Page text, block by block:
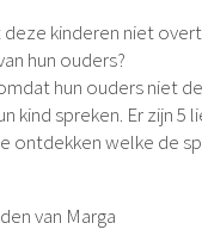
kinderen niet
hun ouders?
hun ouders niet
kind spreken. Er zijn 5
ontdekken welke de
van Marga